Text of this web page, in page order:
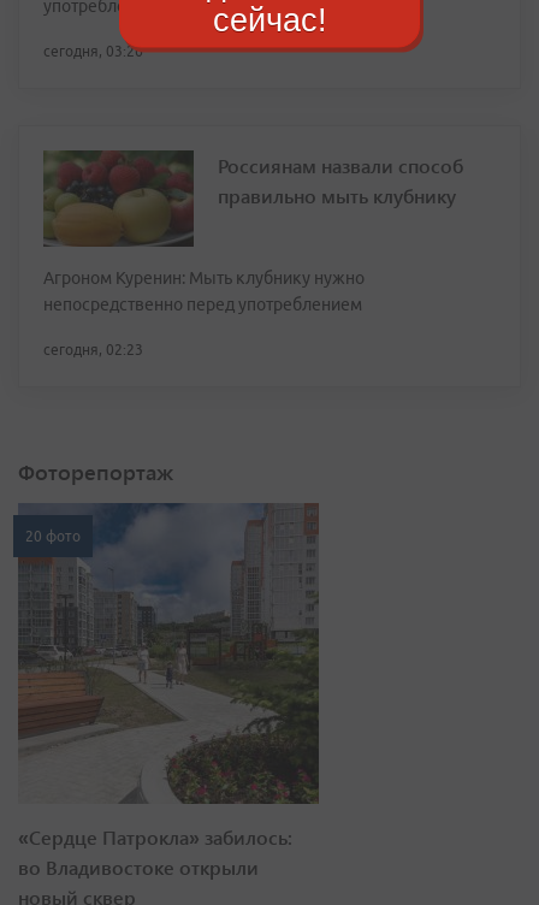
употребление курицы
сегодня, 03:26
Россиянам назвали способ
правильно мыть клубнику
Агроном Куренин: Мыть клубнику нужно
непосредственно перед употреблением
сегодня, 02:23
Фоторепортаж
20 фото
«Сердце Патрокла» забилось:
во Владивостоке открыли
новый сквер
сейчас!